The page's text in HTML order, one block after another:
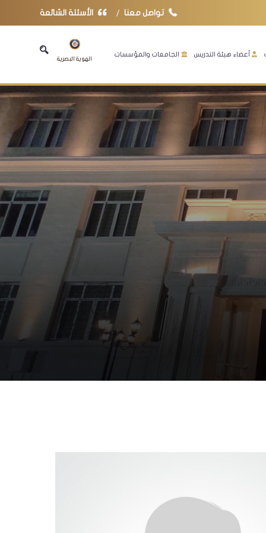
تواصل معنا الأسئلة الشائعة
أعضاء هيئة التدريس الجامعات والمؤسسات
الهوية البصرية